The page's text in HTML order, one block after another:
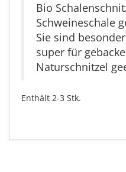
Bio
Schweineschale
Sie sind
super für
Naturschnitzel
Enthält 2-3 Stk.